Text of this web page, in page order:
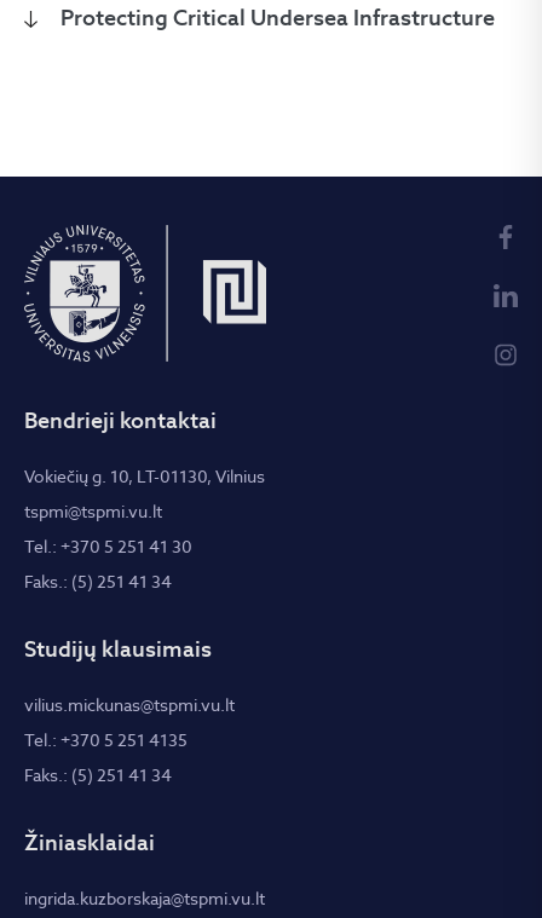
Protecting Critical Undersea Infrastructure
Bendrieji kontaktai
Vokiečių g. 10, LT-01130, Vilnius
tspmi@tspmi.vu.lt
Tel.: +370 5 251 41 30
Faks.: (5) 251 41 34
Studijų klausimais
vilius.mickunas@tspmi.vu.lt
Tel.: +370 5 251 4135
Faks.: (5) 251 41 34
Žiniasklaidai
ingrida.kuzborskaja@tspmi.vu.lt